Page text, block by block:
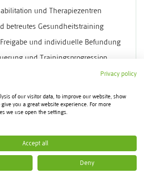
und Therapiezentren
betreutes Gesundheitstraining
und individuelle Befundung
und Trainingsprogression
und Einweisung
und Dokumentation
Geräteabstände
und Mitarbeiterschulung
organisatorische Einbindung
hygienische Aufbereitung
Privacy policy
of our visitor data, to improve our website, show
you a great website experience. For more
we use open the settings.
Accept all
Deny